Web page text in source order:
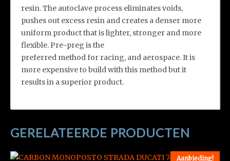
resin. The autoclave process eliminates voids,
pushes out excess resin and creates a denser more
uniform product that is lighter, stronger and more
flexible. Pre-preg is the
preferred method for racing, and aerospace. It is
more expensive to build with this method but it
results in a superior product.
GERELATEERDE PRODUCTEN
Aanbieding!